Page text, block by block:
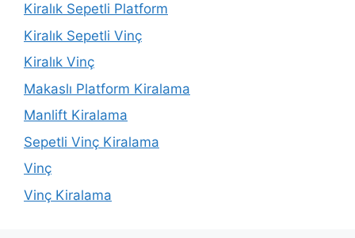
Kiralık Sepetli Platform
Kiralık Sepetli Vinç
Kiralık Vinç
Makaslı Platform Kiralama
Manlift Kiralama
Sepetli Vinç Kiralama
Vinç
Vinç Kiralama